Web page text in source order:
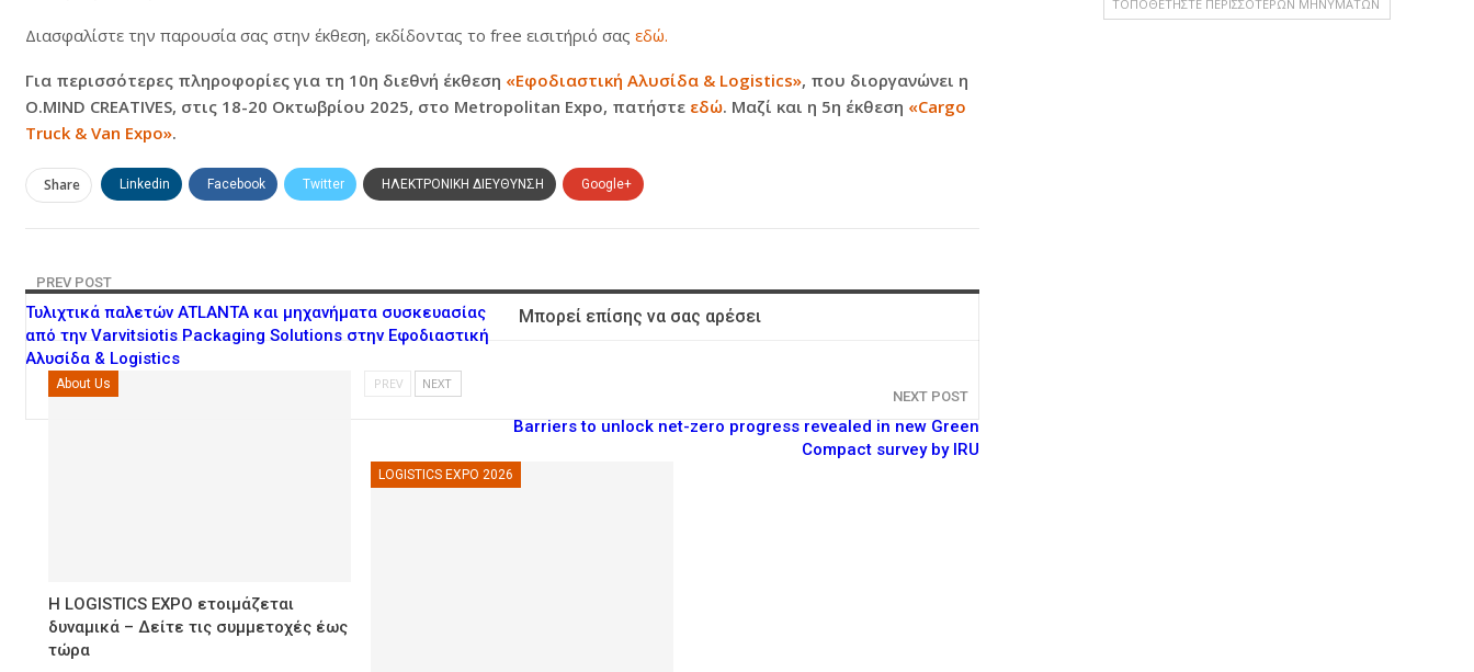
Διασφαλίστε την παρουσία σας στην έκθεση, εκδίδοντας το free εισιτήριό σας εδώ.
Για περισσότερες πληροφορίες για τη 10η διεθνή έκθεση «Εφοδιαστική Αλυσίδα & Logistics», που διοργανώνει η
O.MIND CREATIVES, στις 18-20 Οκτωβρίου 2025, στο Metropolitan Expo, πατήστε εδώ. Μαζί και η 5η έκθεση «Cargo
Truck & Van Expo».
Share Linkedin Facebook Twitter ΗΛΕΚΤΡΟΝΙΚΗ ΔΙΕΥΘΥΝΣΗ Google+
PREV POST
Τυλιχτικά παλετών ATLANTA και μηχανήματα συσκευασίας
από την Varvitsiotis Packaging Solutions στην Εφοδιαστική
Αλυσίδα & Logistics
NEXT POST
Barriers to unlock net-zero progress revealed in new Green
Compact survey by IRU
Μπορεί επίσης να σας αρέσει
About Us
Η LOGISTICS EXPO ετοιμάζεται
δυναμικά – Δείτε τις συμμετοχές έως
τώρα
LOGISTICS EXPO 2026
PREV NEXT
ΤΟΠΟΘΕΤΉΣΤΕ ΠΕΡΙΣΣΌΤΕΡΩΝ ΜΗΝΥΜΆΤΩΝ